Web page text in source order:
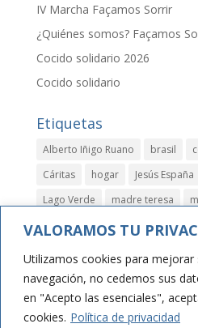
VALORAMOS TU
Utilizamos cookies para mejorar
navegación, no cedemos sus
en "Acepto las esenciales",
cookies. Política de privacidad
IV Marcha Façamos Sorrir
¿Quiénes somos? Façamos
Cocido solidario 2026
Cocido solidario
Etiquetas
Alberto Iñigo Ruano brasil
Cáritas
hogar Jesús España
Lago Verde
madre teresa
niños
papeletas parla